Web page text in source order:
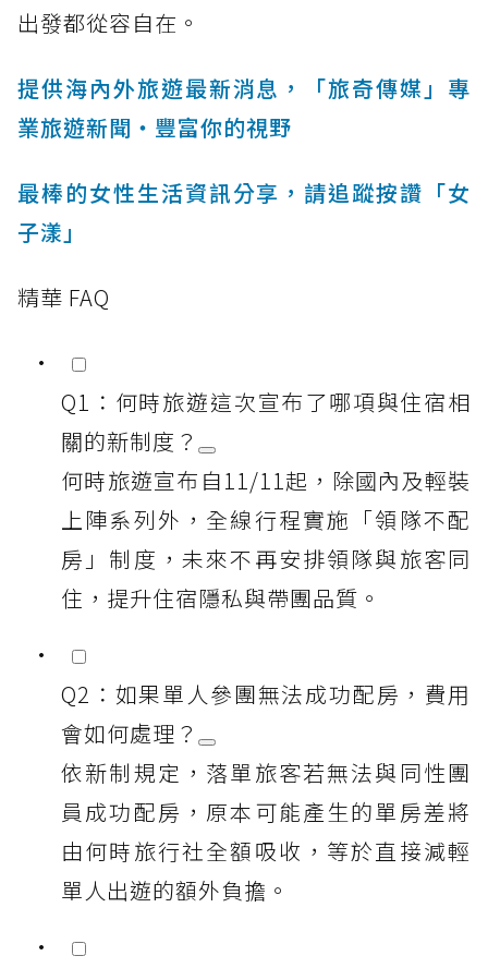
出發都從容自在。
提供海內外旅遊最新消息，「旅奇傳媒」專
業旅遊新聞‧豐富你的視野
最棒的女性生活資訊分享，請追蹤按讚「女
子漾」
精華 FAQ
Q1：何時旅遊這次宣布了哪項與住宿相
關的新制度？
何時旅遊宣布自11/11起，除國內及輕裝
上陣系列外，全線行程實施「領隊不配
房」制度，未來不再安排領隊與旅客同
住，提升住宿隱私與帶團品質。
Q2：如果單人參團無法成功配房，費用
會如何處理？
依新制規定，落單旅客若無法與同性團
員成功配房，原本可能產生的單房差將
由何時旅行社全額吸收，等於直接減輕
單人出遊的額外負擔。